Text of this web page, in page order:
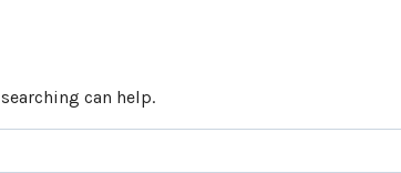
can help.